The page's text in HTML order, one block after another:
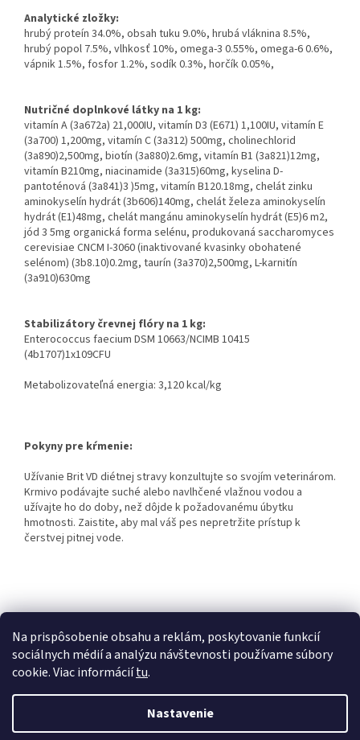
Na prispôsobenie obsahu a reklám, poskytovanie funkcií
sociálnych médií a analýzu návštevnosti používame súbory
cookie. Viac informáciítu.
Nastavenie
Analytické zložky:
hrubý proteín 34.0%, obsah tuku 9.0%, hrubá vláknina 8.5%,
hrubý popol 7.5%, vlhkosť 10%, omega-3 0.55%, omega-6 0.6%,
vápnik 1.5%, fosfor 1.2%, sodík 0.3%, horčík 0.05%,
Nutričné doplnkové látky na 1 kg:
vitamín A (3a672a) 21,000IU, vitamín D3 (E671) 1,100IU, vitamín E
(3a700) 1,200mg, vitamín C (3a312) 500mg, cholinechlorid
(3a890)2,500mg, biotín (3a880)2.6mg, vitamín B1 (3a821)12mg,
vitamín B210mg, niacinamide (3a315)60mg, kyselina D-
pantoténová (3a841)3 )5mg, vitamín B120.18mg, chelát zinku
aminokyselín hydrát (3b606)140mg, chelát železa aminokyselín
hydrát (E1)48mg, chelát mangánu aminokyselín hydrát (E5)6 m2,
jód 3 5mg organická forma selénu, produkovaná saccharomyces
cerevisiae CNCM I-3060 (inaktivované kvasinky obohatené
selénom) (3b8.10)0.2mg, taurín (3a370)2,500mg, L-karnitín
(3a910)630mg
Stabilizátory črevnej flóry na 1 kg:
Enterococcus faecium DSM 10663/NCIMB 10415
(4b1707)1x109CFU
Metabolizovateľná energia: 3,120 kcal/kg
Pokyny pre kŕmenie:
Užívanie Brit VD diétnej stravy konzultujte so svojím veterinárom.
Krmivo podávajte suché alebo navlhčené vlažnou vodou a
užívajte ho do doby, než dôjde k požadovanému úbytku
hmotnosti. Zaistite, aby mal váš pes nepretržite prístup k
čerstvej pitnej vode.
á